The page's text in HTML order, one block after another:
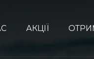
АКЦІЇ